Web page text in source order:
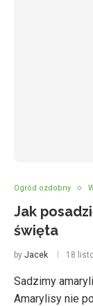
Ogród ozdobny
Jak
święta
by Jacek 18
Sadzimy
Amarylisy nie